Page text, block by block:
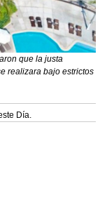
que la justa
realizara bajo estrictos
Día.